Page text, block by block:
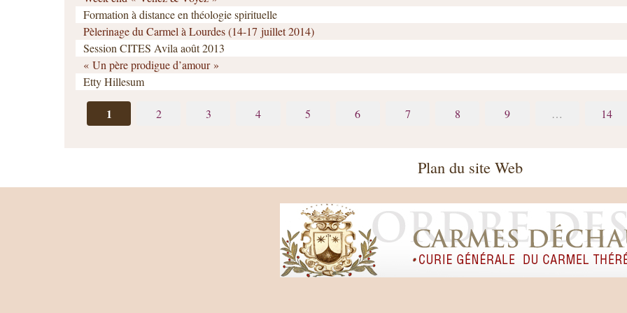
Formation à distance en théologie spirituelle
Pèlerinage du Carmel à Lourdes (14-17 juillet 2014)
Session CITES Avila août 2013
« Un père prodigue d’amour »
Etty Hillesum
1 2 3 4 5 6 7 8 9 … 14
Plan du site Web